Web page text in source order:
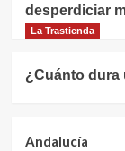
desperdiciar
La Trastienda
¿Cuánto dura
Andalucía